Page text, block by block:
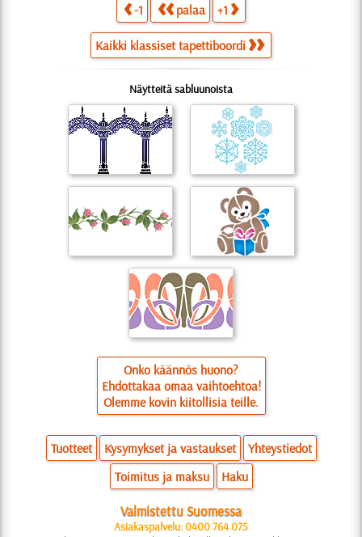
-1 palaa +1
Kaikki klassiset tapettiboordi
Näytteitä sabluunoista
Onko käännös huono?
Ehdottakaa omaa vaihtoehtoa!
Olemme kovin kiitollisia teille.
Tuotteet Kysymykset ja vastaukset
Yhteystiedot
Toimitus ja maksu
Haku
Valmistettu Suomessa
Asiakaspalvelu: 0400 764 075